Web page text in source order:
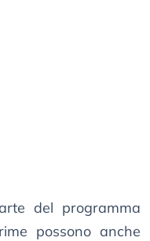
del programma
possono anche